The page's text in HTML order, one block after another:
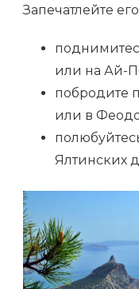
Запечатлейте
или на Ай-
побродите
или в
Ялтинских